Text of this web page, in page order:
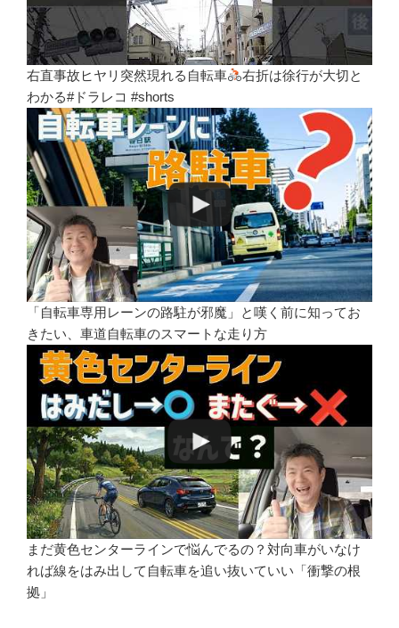
右直事故ヒヤリ突然現れる自転車
右折は徐行が大切と
わかる#ドラレコ #shorts
「自転車専用レーンの路駐が邪魔」と嘆く前に知ってお
きたい、車道自転車のスマートな走り方
まだ黄色センターラインで悩んでるの？対向車がいなけ
れば線をはみ出して自転車を追い抜いていい「衝撃の根
拠」